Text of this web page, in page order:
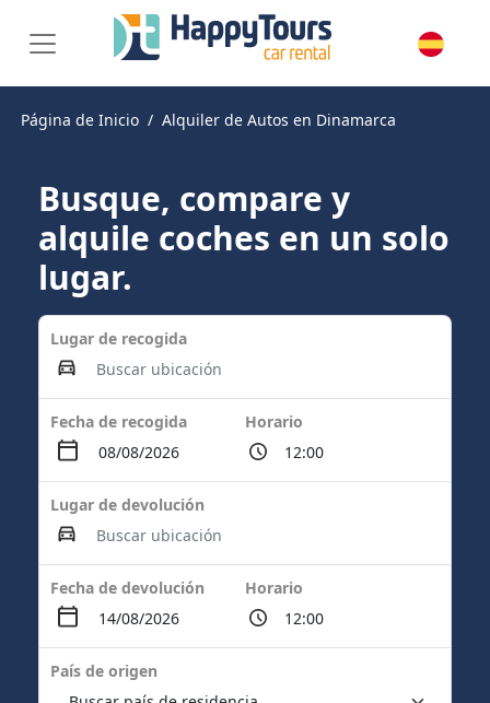
Página de Inicio Alquiler de Autos en Dinamarca
Busque, compare y
alquile coches en un solo
lugar.
Lugar de recogida
Fecha de recogida Horario
Lugar de devolución
Fecha de devolución Horario
País de origen